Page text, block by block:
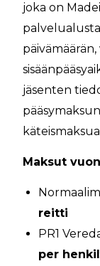
joka on
jäsenten
Maksut
reitti
PR1
per